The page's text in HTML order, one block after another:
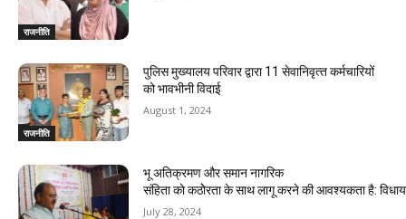
राजनीति
राजनीति
पुलिस मुख्यालय परिवार द्वारा 11 सेवानिवृत्‍त कर्मचारियों
को भावभीनी विदाई
August 1, 2024
भू अतिक्रमण और समान नागरिक
संहिता काे कठाेेरता के साथ लागू करने की आवश्यकता है:
July 28, 2024